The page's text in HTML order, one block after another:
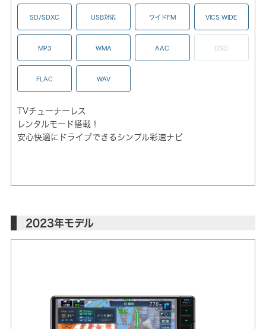
SD/SDXC USB対応 ワイドFM VICS WIDE
MP3 WMA AAC DSD
FLAC WAV
TVチューナーレス
レンタルモード搭載！
安心快適にドライブできるシンプル彩速ナビ
2023年モデル